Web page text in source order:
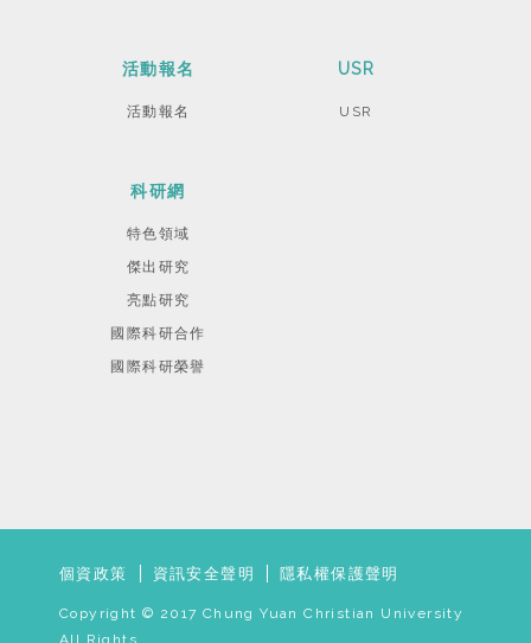
活動報名
活動報名
USR
USR
科研網
特色領域
傑出研究
亮點研究
國際科研合作
國際科研榮譽
個資政策 資訊安全聲明 隱私權保護聲明
Copyright © 2017 Chung Yuan Christian University